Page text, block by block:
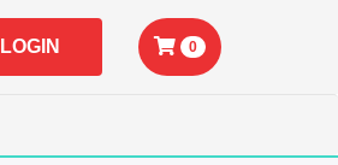
LOGIN 0